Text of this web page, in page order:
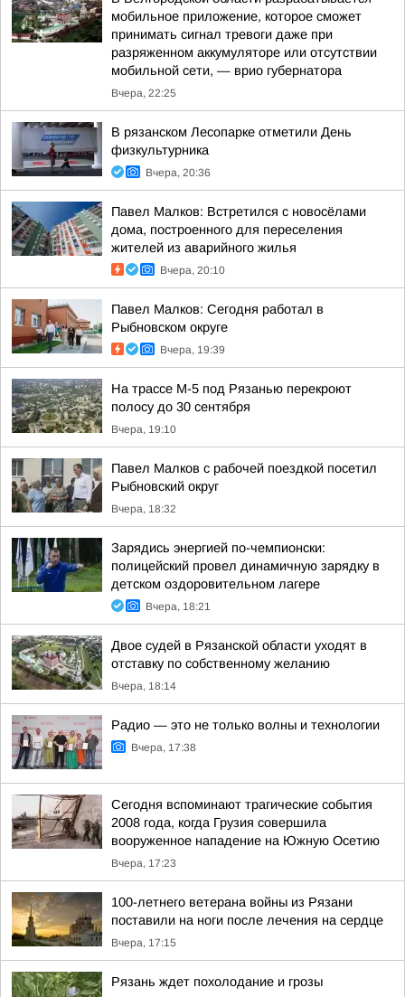
мобильное приложение, которое сможет
принимать сигнал тревоги даже при
разряженном аккумуляторе или отсутствии
мобильной сети, — врио губернатора
Вчера, 22:25
В рязанском Лесопарке отметили День
физкультурника
Вчера, 20:36
Павел Малков: Встретился с новосёлами
дома, построенного для переселения
жителей из аварийного жилья
Вчера, 20:10
Павел Малков: Сегодня работал в
Рыбновском округе
Вчера, 19:39
На трассе М-5 под Рязанью перекроют
полосу до 30 сентября
Вчера, 19:10
Павел Малков с рабочей поездкой посетил
Рыбновский округ
Вчера, 18:32
Зарядись энергией по-чемпионски:
полицейский провел динамичную зарядку в
детском оздоровительном лагере
Вчера, 18:21
Двое судей в Рязанской области уходят в
отставку по собственному желанию
Вчера, 18:14
Радио — это не только волны и технологии
Вчера, 17:38
Сегодня вспоминают трагические события
2008 года, когда Грузия совершила
вооруженное нападение на Южную Осетию
Вчера, 17:23
100-летнего ветерана войны из Рязани
поставили на ноги после лечения на сердце
Вчера, 17:15
Рязань ждет похолодание и грозы